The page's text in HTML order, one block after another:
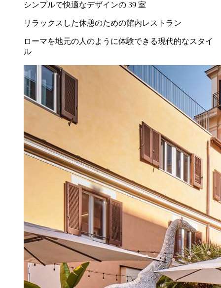
シンプルで快適なデザインの 39 室
リラックスした休憩のための館内レストラン
ローマを地元の人のように体験できる現代的なスタイ
ル